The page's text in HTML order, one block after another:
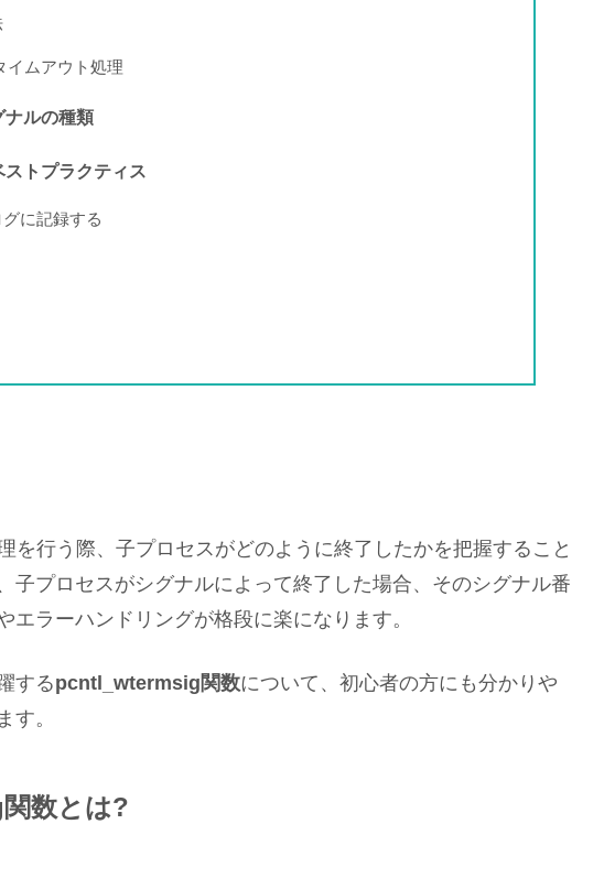
イムアウト処理
ナルの種類
ストプラクティス
に記録する
を行う際、子プロセスがどのように終了したかを把握すること
子プロセスがシグナルによって終了した場合、そのシグナル番
エラーハンドリングが格段に楽になります。
するpcntl_wtermsig関数について、初心者の方にも分かりや
す。
数とは?